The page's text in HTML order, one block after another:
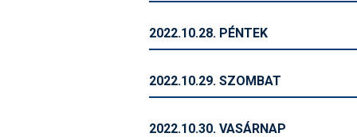
2022.10.28. PÉNTEK
2022.10.29. SZOMBAT
2022.10.30. VASÁRNAP